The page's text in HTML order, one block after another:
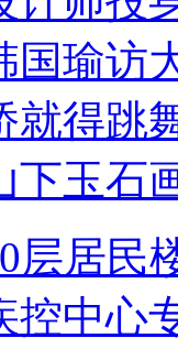
国瑜访
就得跳
下玉石
层居
控中心